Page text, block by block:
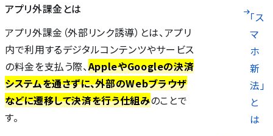
「ス
マ
ホ
新
法」
と
は
アプリ外課金とは
アプリ外課金（外部リンク誘導）とは、アプリ
内で利用するデジタルコンテンツやサービス
の料金を支払う際、AppleやGoogleの決済
システムを通さずに、外部のWebブラウザ
などに遷移して決済を行う仕組みのことで
す。